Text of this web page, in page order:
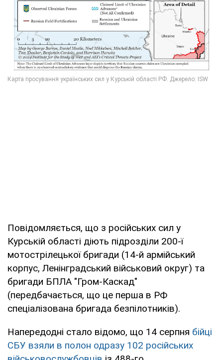
Повідомляється, що з російських сил у
Курській області діють підрозділи 200-ї
мотострілецької бригади (14-й армійський
корпус, Ленінградський військовий округ) та
бригади БПЛА "Гром-Каскад"
(передбачається, що це перша в РФ
спеціалізована бригада безпілотників).
Напередодні стало відомо, що 14 серпня бійці
СБУ взяли в полон одразу 102 російських